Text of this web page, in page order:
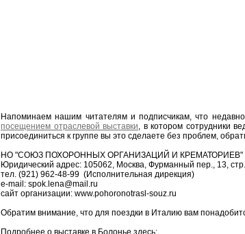
Напоминаем нашим читателям и подписчикам, что
посещением отраслевой выставки, в котором сотрудники
присоединиться к группе вы это сделаете без проблем,
НО "СОЮЗ ПОХОРОННЫХ ОРГАНИЗАЦИЙ И КРЕМАТОРИЕВ"
Юридический адрес: 105062, Москва, Фурманный пер., 13,
тел. (921) 962-48-99 (Исполнительная дирекция)
e-mail: spok.lena@mail.ru
сайт организации: www.pohoronotrasl-souz.ru
Обратим внимание, что для поездки в Италию вам
Подробнее о выставке в Болонье здесь: